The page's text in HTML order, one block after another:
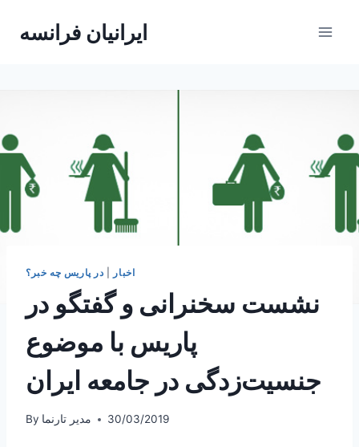
ایرانیان فرانسه
اخبار در پاریس چه خبر؟
نشست سخنرانی و گفتگو در
پاریس با موضوع
جنسیت‌زدگی در جامعه ایران
By مدیر تارنما 30/03/2019